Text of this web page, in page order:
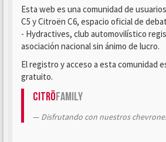
Esta web es una comunidad de
C5 y Citroën C6, espacio oficial de
- Hydractives, club automovilístico
asociación nacional sin ánimo de lucro.
El registro y acceso a esta comunidad
gratuito.
CitröFamily
Disfrutando con nuestros